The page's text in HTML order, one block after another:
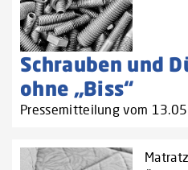
Schrauben und
ohne „Biss“
Pressemitteilung vom